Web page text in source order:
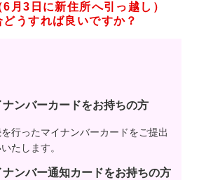
月3日に新住所へ引っ越し）
うすれば良いですか？
ナンバーカードをお持ちの方
行ったマイナンバーカードをご提出
たします。
ナンバー通知カードをお持ちの方